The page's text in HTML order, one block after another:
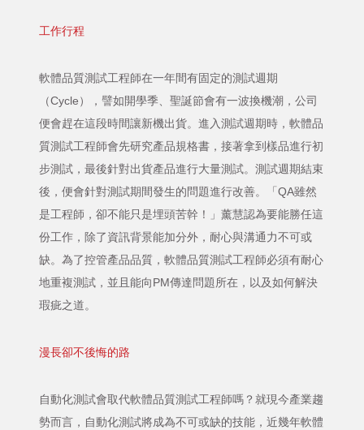
工作行程
軟體品質測試工程師在一年間有固定的測試週期
（Cycle），譬如開學季、聖誕節會有一波換機潮，公司
便會趕在這段時間讓新機出貨。進入測試週期時，軟體品
質測試工程師會先研究產品規格書，接著拿到樣品進行初
步測試，最後針對出貨產品進行大量測試。測試週期結束
後，便會針對測試期間發生的問題進行改善。「QA雖然
是工程師，卻不能只是埋頭苦幹！」薰慧認為要能勝任這
份工作，除了資訊背景能加分外，耐心與溝通力不可或
缺。為了控管產品品質，軟體品質測試工程師必須有耐心
地重複測試，並且能向PM傳達問題所在，以及如何解決
瑕疵之道。
漫長卻不後悔的路
自動化測試會取代軟體品質測試工程師嗎？就現今產業趨
勢而言，自動化測試將成為不可或缺的技能，近幾年軟體